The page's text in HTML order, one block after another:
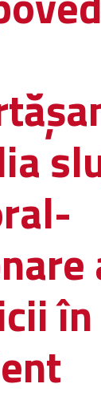
La
RISORSE
Apostolia Italia
în